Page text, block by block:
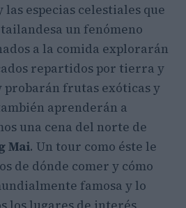
las especias celestiales que
un fenómeno
a la comida explorarán
repartidos por tierra y
probarán frutas exóticas y
aprenderán a
una cena del norte de
Mai. Un tour como éste le
de dónde comer y cómo
famosa y lo